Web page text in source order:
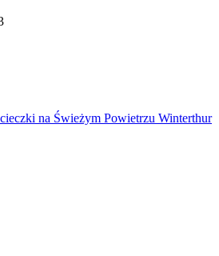
na Świeżym Powietrzu Winterthur